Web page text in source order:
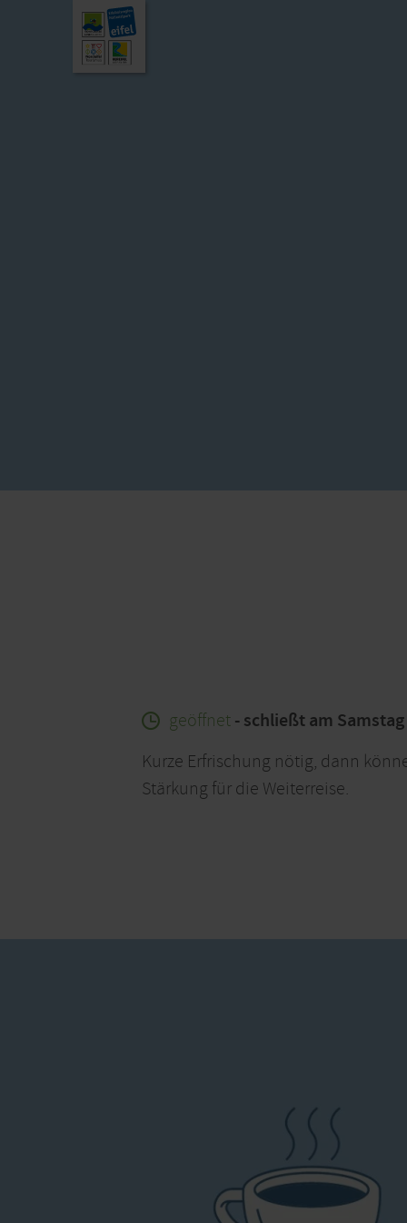
geöffnet - schließt am
Kurze Erfrischung nötig, dann
Stärkung für die Weiterreise.